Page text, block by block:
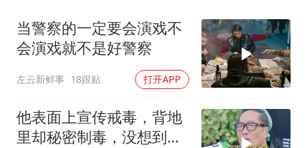
房主任回应争议
把党建设得更加坚强有力
41岁女子为鼓励女儿考上985研究生
奋进开新局 实干挑大梁
当警察的一定要会演戏不
会演戏就不是好警察
左云新鲜事 18跟贴 打开APP
他表面上宣传戒毒，背地
里却秘密制毒，没想到败